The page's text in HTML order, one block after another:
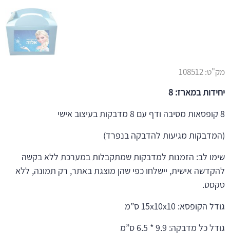
מק"ט:108512
יחידות במארז: 8
8 קופסאות מסיבה ודף עם 8 מדבקות בעיצוב אישי
(המדבקות מגיעות להדבקה בנפרד)
שימו לב: הזמנות למדבקות שמתקבלות במערכת ללא בקשה
להקדשה אישית, יישלחו כפי שהן מוצגת באתר, רק תמונה, ללא
טקסט.
גודל הקופסא: 15x10x10 ס”מ
גודל כל מדבקה: 9.9 * 6.5 ס”מ